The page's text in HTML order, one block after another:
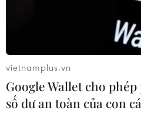
TIN CÙNG CHUYÊN
Nhanh chóng hoàn
án kết nối vùng, sân bay
06/08/2026 15:07
vietnamplus.vn
Google Wallet cho
số dư an toàn của con